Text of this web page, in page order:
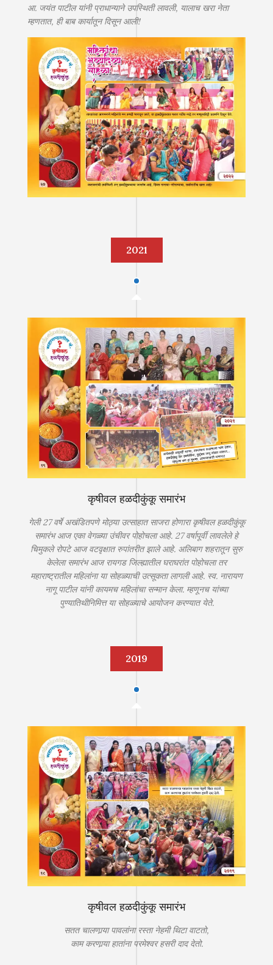
आ. जयंत पाटील यांनी प्राधान्याने उपस्थिती लावली, यालाच खरा नेता
म्हणतात, ही बाब कार्यातून दिसून आली!
2021
कृषीवल हळदीकुंकू समारंभ
गेली 27 वर्षे अखंडितपणे मोठ्या उत्साहात साजरा होणारा कृषीवल हळदीकुंकू
समारंभ आज एका वेगळ्या उंचीवर पोहोचला आहे. 27 वर्षापूर्वी लावलेले हे
चिमुकले रोपटे आज वटवृक्षात रुपांतरीत झाले आहे. अलिबाग शहरातून सुरु
केलेला समारंभ आज रायगड जिल्ह्यातील घराघरांत पोहोचला तर
महाराष्ट्रातील महिलांना या सोहळ्याची उत्सूकता लागली आहे. स्व. नारायण
नागू पाटील यांनी कायमच महिलांचा सन्मान केला. म्हणूनच यांच्या
पुण्यातिथीनिमित्त या सोहळ्याचे आयोजन करण्यात येते.
2019
कृषीवल हळदीकुंकू समारंभ
सतत चालणार्‍या पावलांना रस्ता नेहमी थिटा वाटतो,
काम करणार्‍या हातांना परमेश्‍वर हसरी दाद देतो.